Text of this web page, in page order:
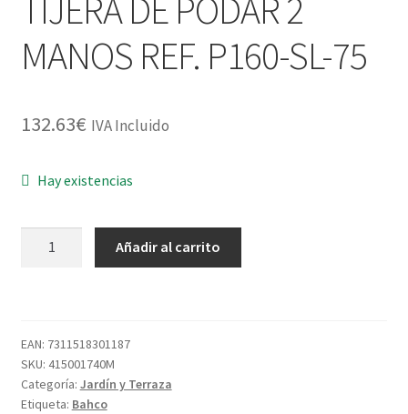
Protección Laboral
Contacto
TIJERA DE PODAR 2
MANOS REF. P160-SL-75
132.63€ IVA Incluido
Hay existencias
REF.
P160-
SL-
Añadir al carrito
EAN: 7311518301187
SKU: 415001740M
Categoría: Jardín y Terraza
Etiqueta: Bahco